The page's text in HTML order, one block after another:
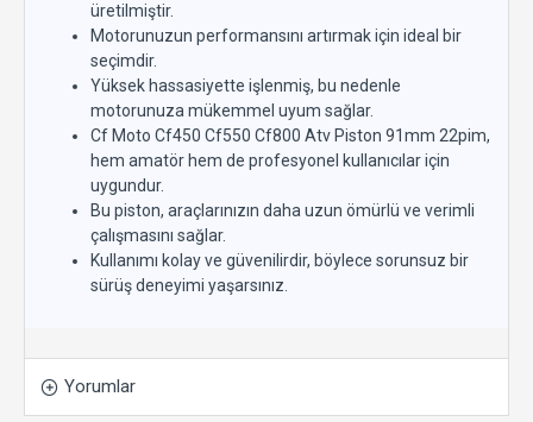
üretilmiştir.
Motorunuzun performansını artırmak için ideal bir
seçimdir.
Yüksek hassasiyette işlenmiş, bu nedenle
motorunuza mükemmel uyum sağlar.
Cf Moto Cf450 Cf550 Cf800 Atv Piston 91mm 22pim,
hem amatör hem de profesyonel kullanıcılar için
uygundur.
Bu piston, araçlarınızın daha uzun ömürlü ve verimli
çalışmasını sağlar.
Kullanımı kolay ve güvenilirdir, böylece sorunsuz bir
sürüş deneyimi yaşarsınız.
Yorumlar